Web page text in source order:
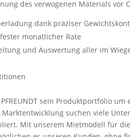
des verwogenen Materials vor
dank präziser
monatlicher Rate
und Auswertung aller im
sein Produktportfolio
suchen viele
Mit unserem Mietmodell für